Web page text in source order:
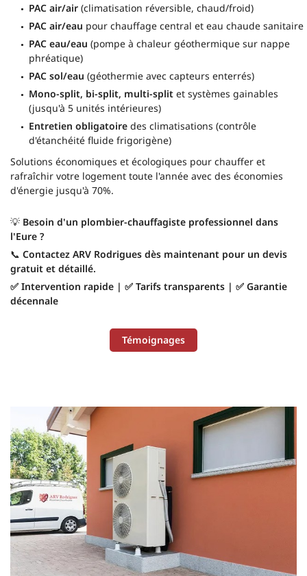
PAC air/air (climatisation réversible, chaud/froid)
PAC air/eau pour chauffage central et eau chaude sanitaire
PAC eau/eau (pompe à chaleur géothermique sur nappe
phréatique)
PAC sol/eau (géothermie avec capteurs enterrés)
Mono-split, bi-split, multi-split et systèmes gainables
(jusqu'à 5 unités intérieures)
Entretien obligatoire des climatisations (contrôle
d'étanchéité fluide frigorigène)
Solutions économiques et écologiques pour chauffer et
rafraîchir votre logement toute l'année avec des économies
d'énergie jusqu'à 70%.
💡 Besoin d'un plombier-chauffagiste professionnel dans
l'Eure ?
📞 Contactez ARV Rodrigues dès maintenant pour un devis
gratuit et détaillé.
✅ Intervention rapide | ✅ Tarifs transparents | ✅ Garantie
décennale
Témoignages